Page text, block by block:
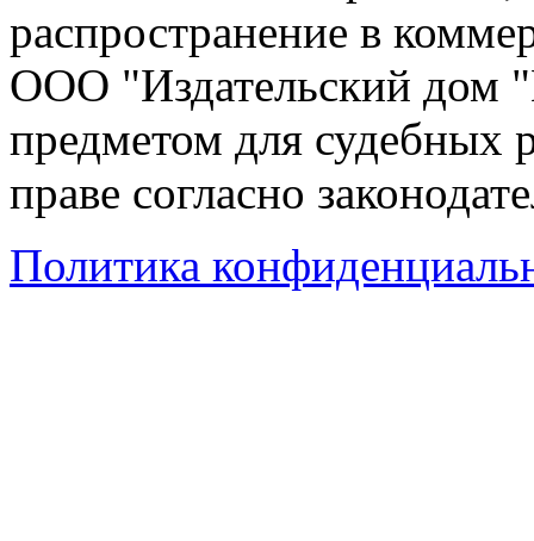
распространение в
ООО "Издательский дом
предметом для судебных
праве согласно
Политика